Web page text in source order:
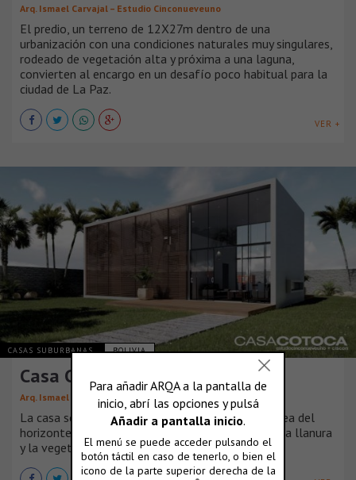
Arq. Ismael Carvajal – Estudio Cinconueveuno
El predio, un terreno de 12X27m dentro de una
urbanización con una condiciones naturales muy singulares,
rodeado de vegetación alta y próxima a una laguna,
convierten al encargo en un desafío poco habitual para la
ciudad de La Paz.
VER +
CASAS SUBURBANAS BOLIVIA
Casa Cotoca
Arq. Ismael Carvajal – Estudio Cinconueveuno
La casa se esfuerza por construir y reforzar la línea del
horizonte enmarcando las vistas privilegiadas de la llanura
y la vegetación existente.